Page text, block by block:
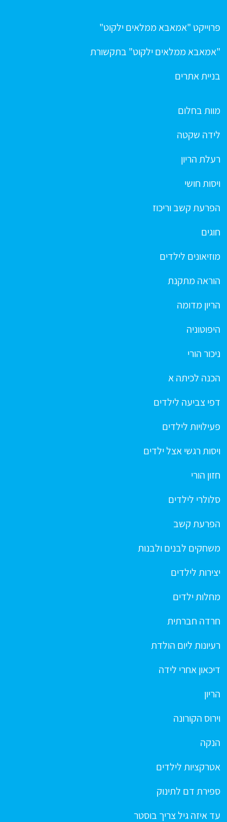
פרוייקט "אמאבא ממלאים ילקוט"
"אמאבא ממלאים ילקוט" בתקשורת
בניית אתרים
מוות בחלום
לידה שקטה
רעלת הריון
ויסות חושי
הפרעת קשב וריכוז
חוגים
מוזיאונים לילדים
הוראה מתקנת
הריון מדומה
היפוטוניה
ניכור הורי
הכנה לכיתה א
דפי צביעה לילדים
פעילויות לילדים
ויסות רגשי אצל ילדים
חזון הורי
סלולרי לילדים
הפרעת קשב
משחקים לבנים ולבנות
יצירות לילדים
מחלות ילדים
חרדה חברתית
רעיונות ליום הולדת
דיכאון אחרי לידה
הריון
וירוס הקורונה
הנקה
אטרקציות לילדים
ספירת דם לתינוק
עד איזה גיל צריך בוסטר